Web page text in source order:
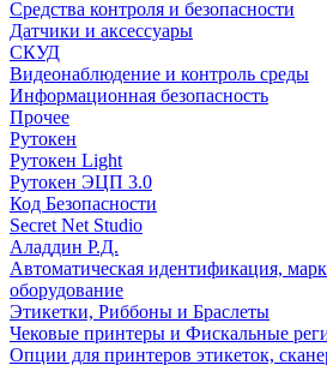
Средства контроля и безопасности
Датчики и аксессуары
СКУД
Видеонаблюдение и контроль среды
Информационная безопасность
Прочее
Рутокен
Рутокен Light
Рутокен ЭЦП 3.0
Код Безопасности
Secret Net Studio
Аладдин Р.Д.
Автоматическая идентификация,
оборудование
Этикетки, Риббоны и Браслеты
Чековые принтеры и Фискальные
Опции для принтеров этикеток,